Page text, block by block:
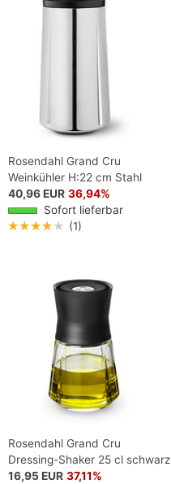
Rosendahl Grand Cru
Weinkühler H:22 cm Stahl
40,96 EUR 36,94%
Sofort lieferbar
★★★★★ (1)
Rosendahl Grand Cru
Dressing-Shaker 25 cl schwarz
16,95 EUR 37,11%